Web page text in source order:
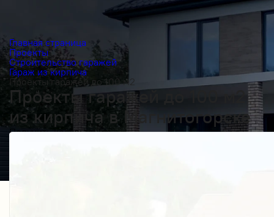
Главная страница
Проекты
Строительство гаражей
Гараж из кирпича
Проекты гаражей до 100 м2
Проекты гаражей до 100 м2
из кирпича в Магнитогорске
Получить косультацию